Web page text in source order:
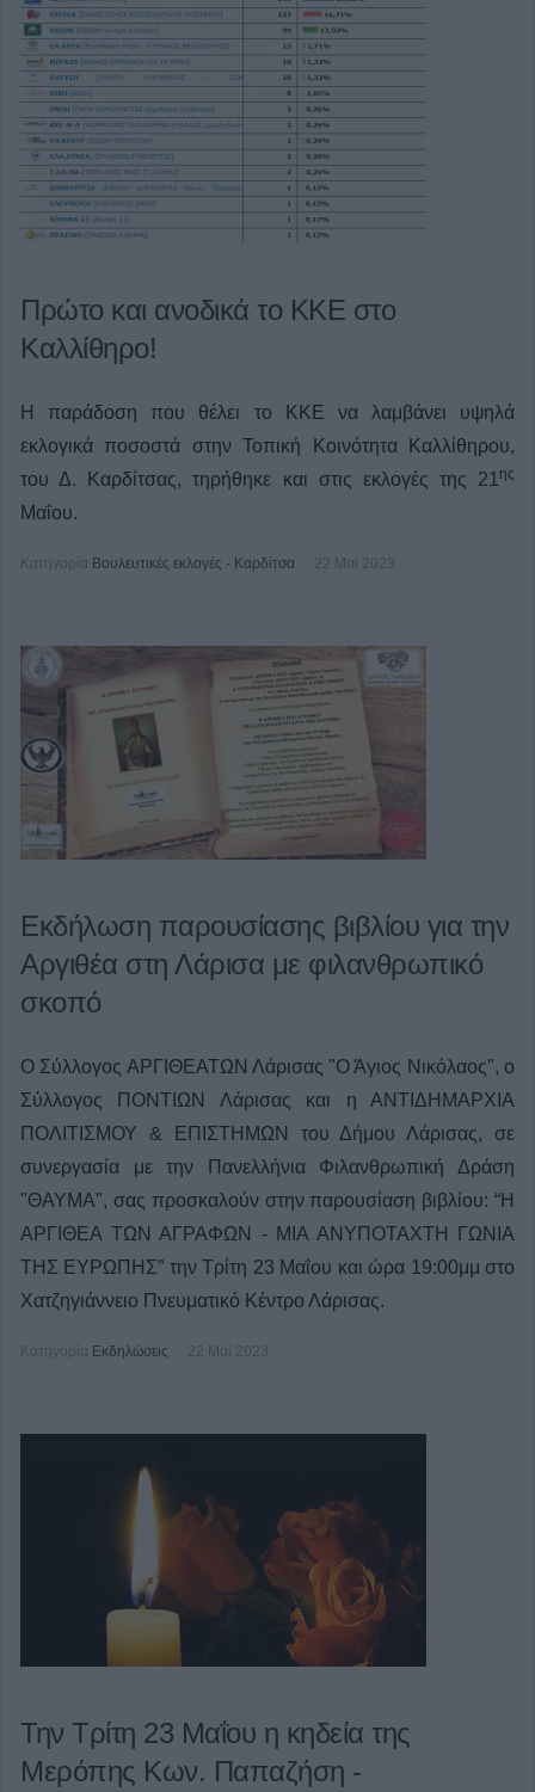
Πρώτο και ανοδικά το ΚΚΕ στο
Καλλίθηρο!
Η παράδοση που θέλει το ΚΚΕ να λαμβάνει υψηλά
εκλογικά ποσοστά στην Τοπική Κοινότητα Καλλίθηρου,
του Δ. Καρδίτσας, τηρήθηκε και στις εκλογές της 21 ης
Μαΐου.
Κατηγορία Βουλευτικές εκλογές - Καρδίτσα 22 Μαϊ 2023
Εκδήλωση παρουσίασης βιβλίου για την
Αργιθέα στη Λάρισα με φιλανθρωπικό
σκοπό
Ο Σύλλογος ΑΡΓΙΘΕΑΤΩΝ Λάρισας "Ο Άγιος Νικόλαος", ο
Σύλλογος ΠΟΝΤΙΩΝ Λάρισας και η ΑΝΤΙΔΗΜΑΡΧΙΑ
ΠΟΛΙΤΙΣΜΟΥ & ΕΠΙΣΤΗΜΩΝ του Δήμου Λάρισας, σε
συνεργασία με την Πανελλήνια Φιλανθρωπική Δράση
"ΘΑΥΜΑ", σας προσκαλούν στην παρουσίαση βιβλίου: “Η
ΑΡΓΙΘΕΑ ΤΩΝ ΑΓΡΑΦΩΝ - ΜΙΑ ΑΝΥΠΟΤΑΧΤΗ ΓΩΝΙΑ
ΤΗΣ ΕΥΡΩΠΗΣ” την Τρίτη 23 Μαΐου και ώρα 19:00μμ στο
Χατζηγιάννειο Πνευματικό Κέντρο Λάρισας.
Κατηγορία Εκδηλώσεις 22 Μαϊ 2023
Την Τρίτη 23 Μαΐου η κηδεία της
Μερόπης Κων. Παπαζήση -